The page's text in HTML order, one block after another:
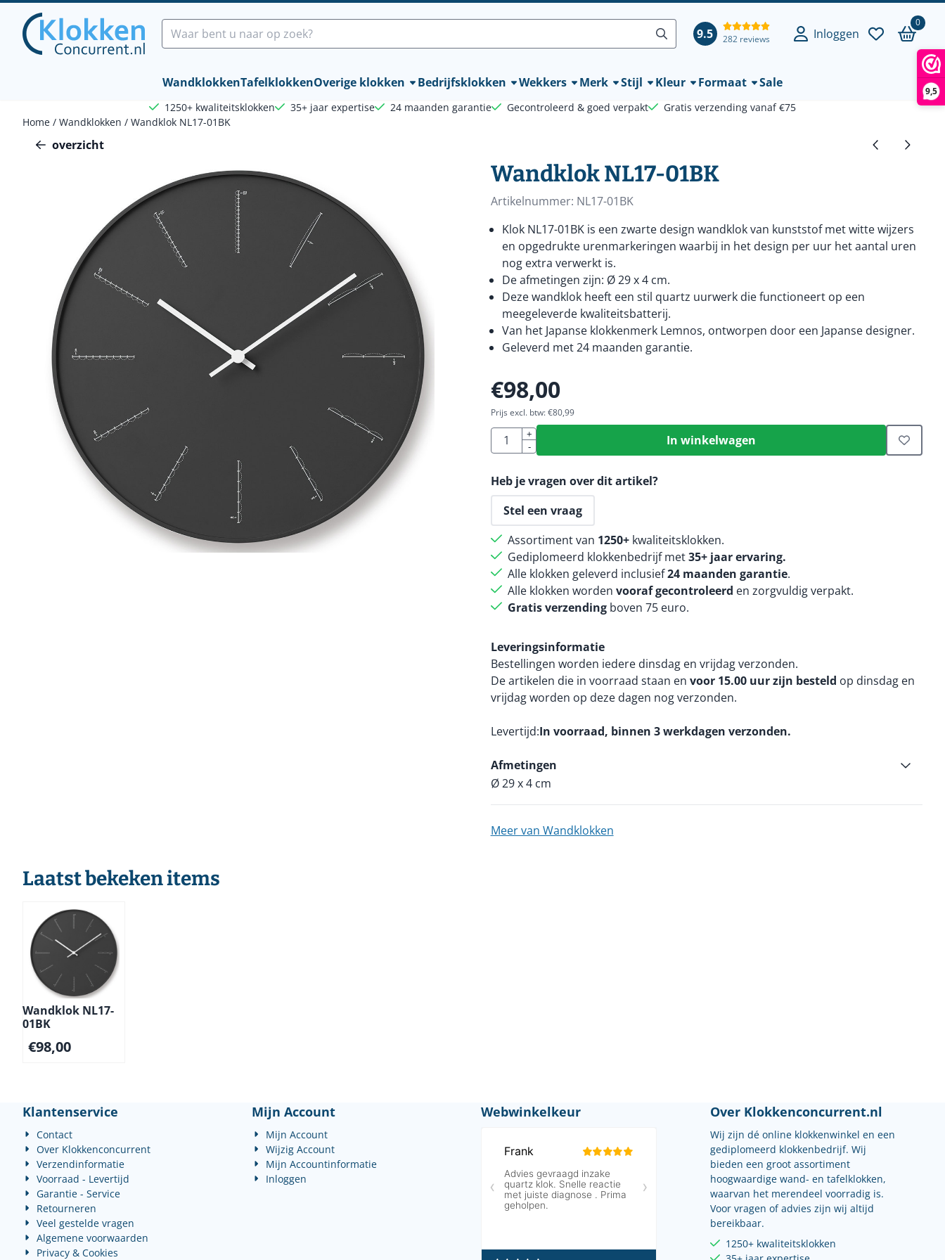
9,5
Cookievoorkeuren zijn beschikbaar. Kies instellingen of sta alle cookies toe.
Zoeken
9.5 282 reviews Inloggen
0
WandklokkenTafelklokkenOverige klokken Bedrijfsklokken Wekkers Merk Stijl Kleur Formaat Sale
1250+ kwaliteitsklokken 35+ jaar expertise 24 maanden garantie Gecontroleerd & goed verpakt
Gratis verzending vanaf €75
Home / Wandklokken / Wandklok NL17-01BK
overzicht
Wandklok NL17-01BK
Artikelnummer: NL17-01BK
Klok NL17-01BK is een zwarte design wandklok van kunststof met witte wijzers
en opgedrukte urenmarkeringen waarbij in het design per uur het aantal uren
nog extra verwerkt is.
De afmetingen zijn: Ø 29 x 4 cm.
Deze wandklok heeft een stil quartz uurwerk die functioneert op een
meegeleverde kwaliteitsbatterij.
Van het Japanse klokkenmerk Lemnos, ontworpen door een Japanse designer.
Geleverd met 24 maanden garantie.
€98,00
Prijs excl. btw: €80,99
Aantal
+
-
In winkelwagen
Heb je vragen over dit artikel?
Stel een vraag
Assortiment van 1250+kwaliteitsklokken.
Gediplomeerd klokkenbedrijf met35+ jaar ervaring.
Alle klokken geleverd inclusief24 maanden garantie.
Alle klokken worden vooraf gecontroleerd en zorgvuldig verpakt.
Gratis verzendingboven 75 euro.
Leveringsinformatie
Bestellingen worden iedere dinsdag en vrijdag verzonden.
De artikelen die in voorraad staan en voor 15.00 uur zijn besteld op dinsdag en
vrijdag worden op deze dagen nog verzonden.
Levertijd In voorraad, binnen 3 werkdagen verzonden.
Afmetingen
Ø 29 x 4 cm
Meer van Wandklokken
Laatst bekeken items
Wandklok NL17-
01BK
€98,00
Klantenservice
Contact
Over Klokkenconcurrent
Verzendinformatie
Voorraad - Levertijd
Garantie - Service
Retourneren
Veel gestelde vragen
Algemene voorwaarden
Privacy & Cookies
Mijn Account
Mijn Account
Wijzig Account
Mijn Accountinformatie
Inloggen
Webwinkelkeur Over Klokkenconcurrent.nl
Wij zijn dé online klokkenwinkel en een
gediplomeerd klokkenbedrijf. Wij
bieden een groot assortiment
hoogwaardige wand- en tafelklokken,
waarvan het merendeel voorradig is.
Voor vragen of advies zijn wij altijd
bereikbaar.
1250+ kwaliteitsklokken